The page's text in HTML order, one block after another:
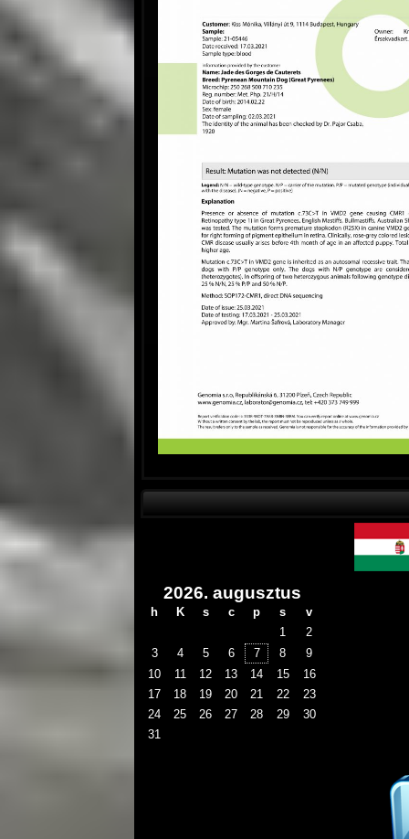
2026. augusztus
h K s c p s
v
1
2
3
4 5 6 7 8
9
10
11 12 13 14 15
16
17
18 19 20 21 22
23
24
25 26 27 28 29
30
31